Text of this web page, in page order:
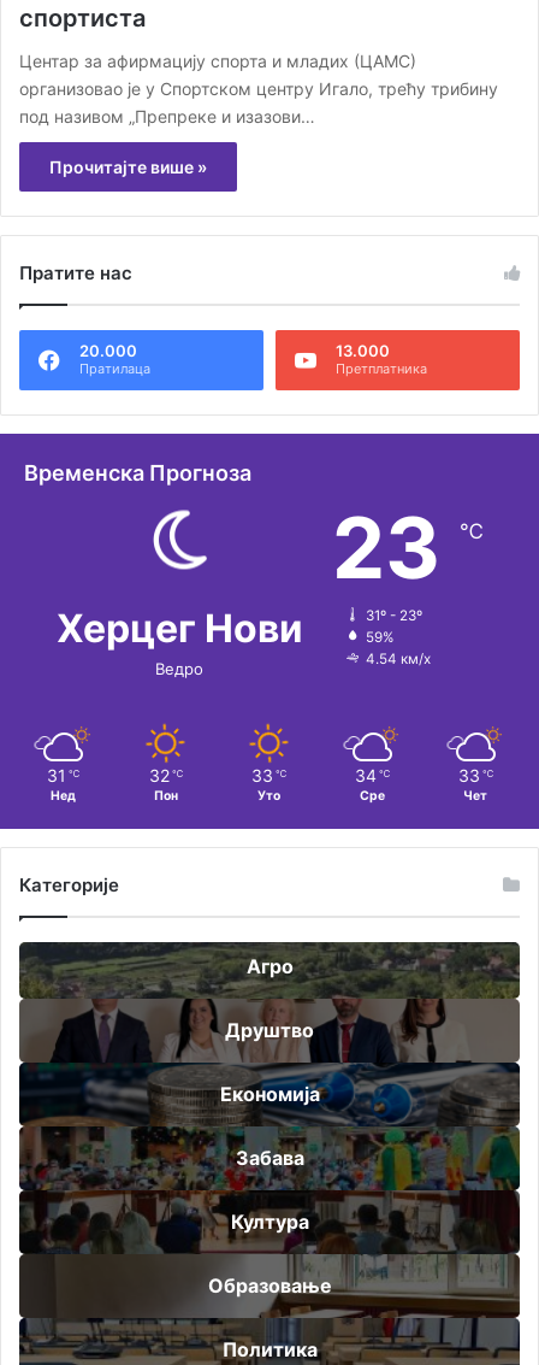
спортиста
Центар за афирмацију спорта и младих (ЦАМС)
организовао је у Спортском центру Игало, трећу трибину
под називом „Препреке и изазови…
Прочитајте више »
Пратите нас
20.000
Пратилаца
13.000
Претплатника
Временска Прогноза
Херцег Нови
Ведро
23 ℃
31º - 23º
59%
4.54 км/х
31 ℃
Нед
32 ℃
Пон
33 ℃
Уто
34 ℃
Сре
33 ℃
Чет
Категорије
Агро
Друштво
Економија
Забава
Култура
Образовање
Политика